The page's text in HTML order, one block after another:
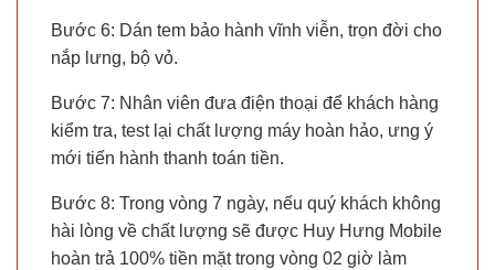
Bước 6: Dán tem bảo hành vĩnh viễn, trọn đời cho
nắp lưng, bộ vỏ.
Bước 7: Nhân viên đưa điện thoại để khách hàng
kiểm tra, test lại chất lượng máy hoàn hảo, ưng ý
mới tiến hành thanh toán tiền.
Bước 8: Trong vòng 7 ngày, nếu quý khách không
hài lòng về chất lượng sẽ được Huy Hưng Mobile
hoàn trả 100% tiền mặt trong vòng 02 giờ làm